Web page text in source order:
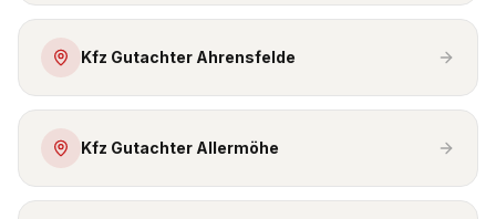
Kfz Gutachter Ahrensfelde
Kfz Gutachter Allermöhe